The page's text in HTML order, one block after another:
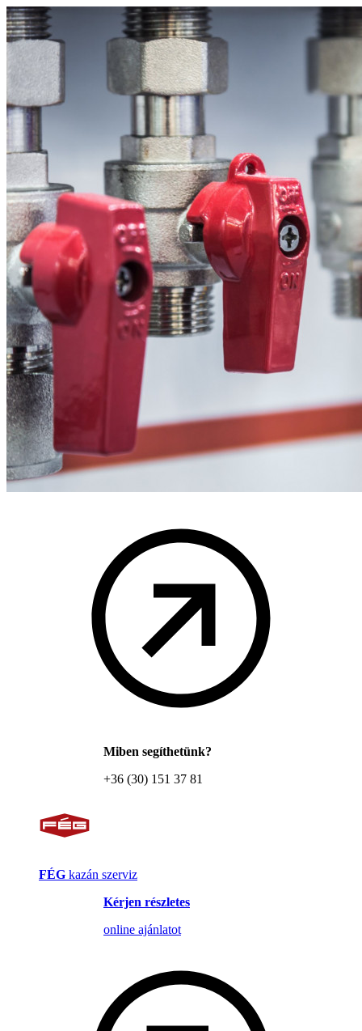
Miben segíthetünk?
+36 (30) 151 37 81
FÉG kazán szerviz
Kérjen részletes
online ajánlatot